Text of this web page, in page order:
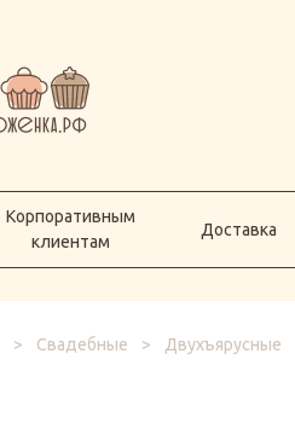
Корпоративным
клиентам
Доставка
> Свадебные > Двухъярусные